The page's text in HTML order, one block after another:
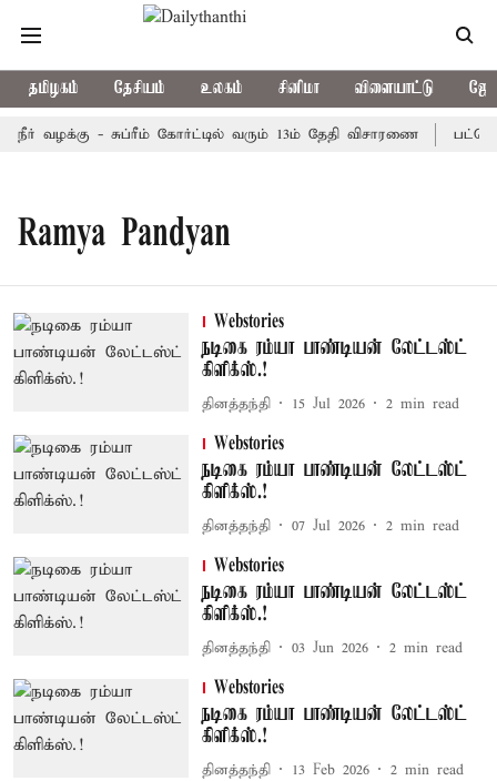
தமிழகம் தேசியம் உலகம் சினிமா விளையாட்டு
நீர் வழக்கு - சுப்ரீம் கோர்ட்டில் வரும் 13ம் தேதி விசாரணை
Ramya Pandyan
Webstories
நடிகை ரம்யா பாண்டியன் லேட்டஸ்ட்
கிளிக்ஸ்.!
தினத்தந்தி 15 Jul 2026 2 min read
Webstories
நடிகை ரம்யா பாண்டியன் லேட்டஸ்ட்
கிளிக்ஸ்.!
தினத்தந்தி 07 Jul 2026 2 min read
Webstories
நடிகை ரம்யா பாண்டியன் லேட்டஸ்ட்
கிளிக்ஸ்.!
தினத்தந்தி 03 Jun 2026 2 min read
Webstories
நடிகை ரம்யா பாண்டியன் லேட்டஸ்ட்
கிளிக்ஸ்.!
தினத்தந்தி 13 Feb 2026 2 min read